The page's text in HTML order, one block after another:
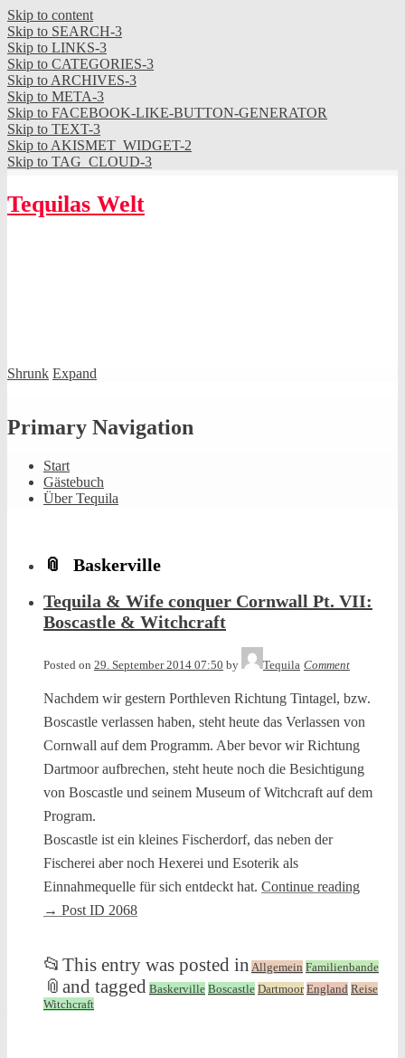
Skip to content
Skip to SEARCH-3
Skip to LINKS-3
Skip to CATEGORIES-3
Skip to ARCHIVES-3
Skip to META-3
Skip to FACEBOOK-LIKE-BUTTON-GENERATOR
Skip to TEXT-3
Skip to AKISMET_WIDGET-2
Skip to TAG_CLOUD-3
Tequilas Welt
Shrunk Expand
Primary Navigation
Start
Gästebuch
Über Tequila
Baskerville
Tequila & Wife conquer Cornwall Pt. VII:
Boscastle & Witchcraft
Posted on 29. September 2014 07:50 by Tequila Comment
Nachdem wir gestern Porthleven Richtung Tintagel, bzw.
Boscastle verlassen haben, steht heute das Verlassen von
Cornwall auf dem Programm. Aber bevor wir Richtung
Dartmoor aufbrechen, steht heute noch die Besichtigung
von Boscastle und seinem Museum of Witchcraft auf dem
Program.
Boscastle ist ein kleines Fischerdorf, das neben der
Fischerei aber noch Hexerei und Esoterik als
Einnahmequelle für sich entdeckt hat. Continue reading
→ Post ID 2068
📂 This entry was posted in Allgemein Familienbande
📎 and tagged Baskerville Boscastle Dartmoor England Reise
Witchcraft